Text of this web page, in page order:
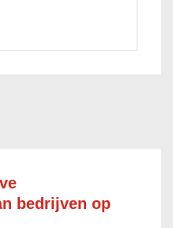
bedrijven op